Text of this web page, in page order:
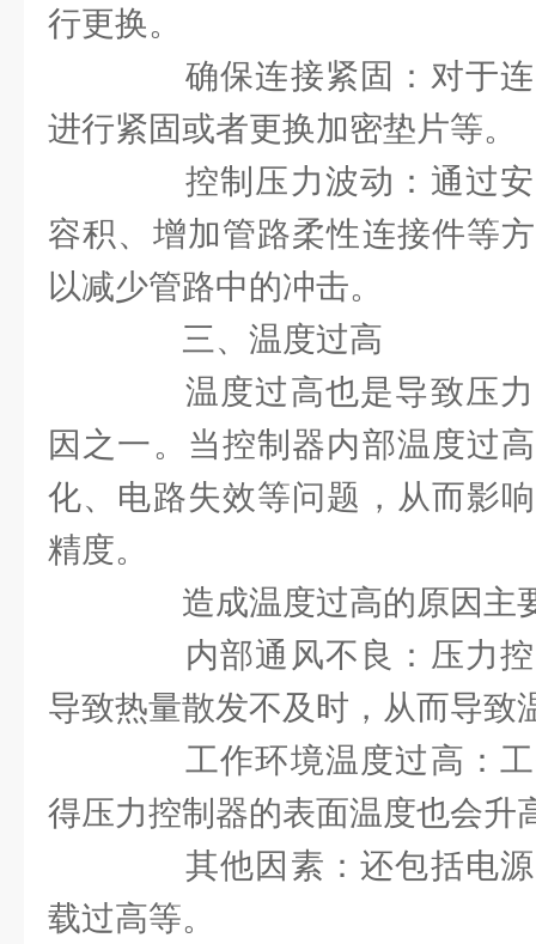
行更换。
确保连接紧固：对于连
进行紧固或者更换加密垫片等。
控制压力波动：通过安
容积、增加管路柔性连接件等
以减少管路中的冲击。
三、温度过高
温度过高也是导致压力
因之一。当控制器内部温度过
化、电路失效等问题，从而影
精度。
造成温度过高的原因主
内部通风不良：压力控
导致热量散发不及时，从而导致
工作环境温度过高：工
得压力控制器的表面温度也会升
其他因素：还包括电源
载过高等。